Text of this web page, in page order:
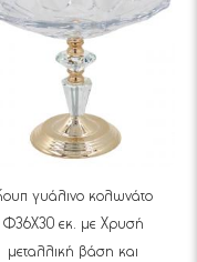
γυάλινο κολωνάτο
Φ36Χ30 εκ. με Χρυσή
μεταλλική βάση και